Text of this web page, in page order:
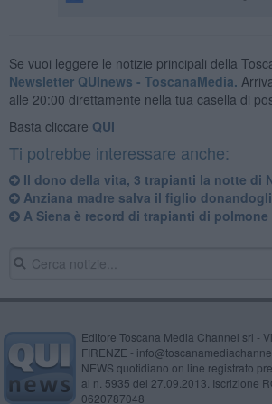
Se vuoi leggere le notizie principali della
Newsletter QUInews - ToscanaMedia.
alle 20:00 direttamente nella tua casella di
Basta cliccare QUI
Ti potrebbe interessare anche:
Il dono della vita, 3 trapianti la notte di
Anziana madre salva il figlio
A Siena è record di trapianti di polmone
Editore Toscana Media Channel srl -
FIRENZE -
NEWS quotidiano on line registrato
al n. 5935 del 27.09.2013. Iscrizione
0620787048